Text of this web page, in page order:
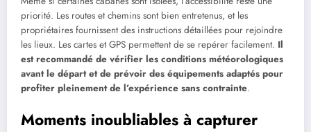
priorité. Les routes et chemins sont bien entretenus, et les
propriétaires fournissent des instructions détaillées pour rejoindre
les lieux. Les cartes et GPS permettent de se repérer facilement. Il
est recommandé de vérifier les conditions météorologiques
avant le départ et de prévoir des équipements adaptés pour
profiter pleinement de l’expérience sans contrainte.
Moments inoubliables à capturer